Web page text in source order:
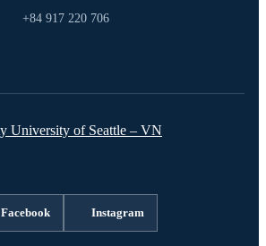
+84 917 220 706
Facebook Instagram